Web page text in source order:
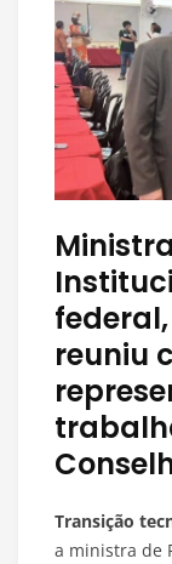
reuniu
Transição
a ministra de